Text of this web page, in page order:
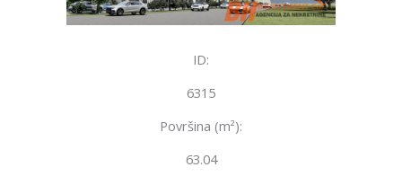
ID:
6315
Površina (m²):
63.04